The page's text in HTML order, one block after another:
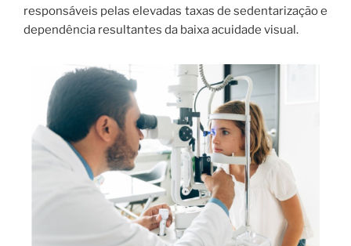
responsáveis pelas elevadas taxas de sedentarização e
dependência resultantes da baixa acuidade visual.